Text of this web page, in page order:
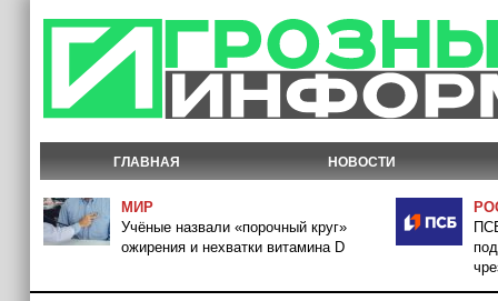
ГЛАВНАЯ НОВОСТИ
МИР
Учёные назвали «порочный круг»
ожирения и нехватки витамина D